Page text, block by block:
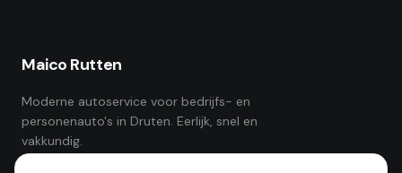
Maico Rutten
Moderne autoservice voor bedrijfs- en
personenauto's in Druten. Eerlijk, snel en
vakkundig.